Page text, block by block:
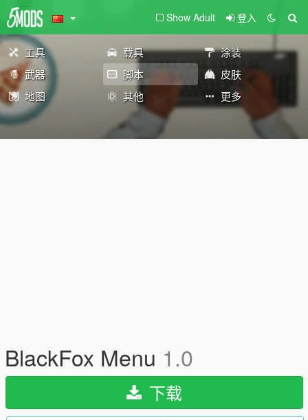
Show Adult 登入
工具 载具
涂装
武器
脚本
皮肤
地图
其他 更多
BlackFox Menu 1.0
下载